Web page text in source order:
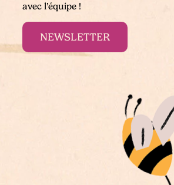
avec l’équipe !
NEWSLETTER